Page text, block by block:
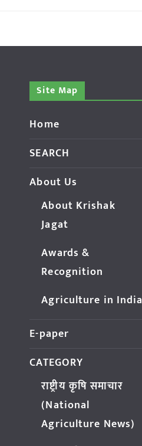
Site Map
Home
SEARCH
About Us
About Krishak
Jagat
Awards &
Recognition
Agriculture in India
E-paper
CATEGORY
राष्ट्रीय कृषि समाचार
(National
Agriculture News)